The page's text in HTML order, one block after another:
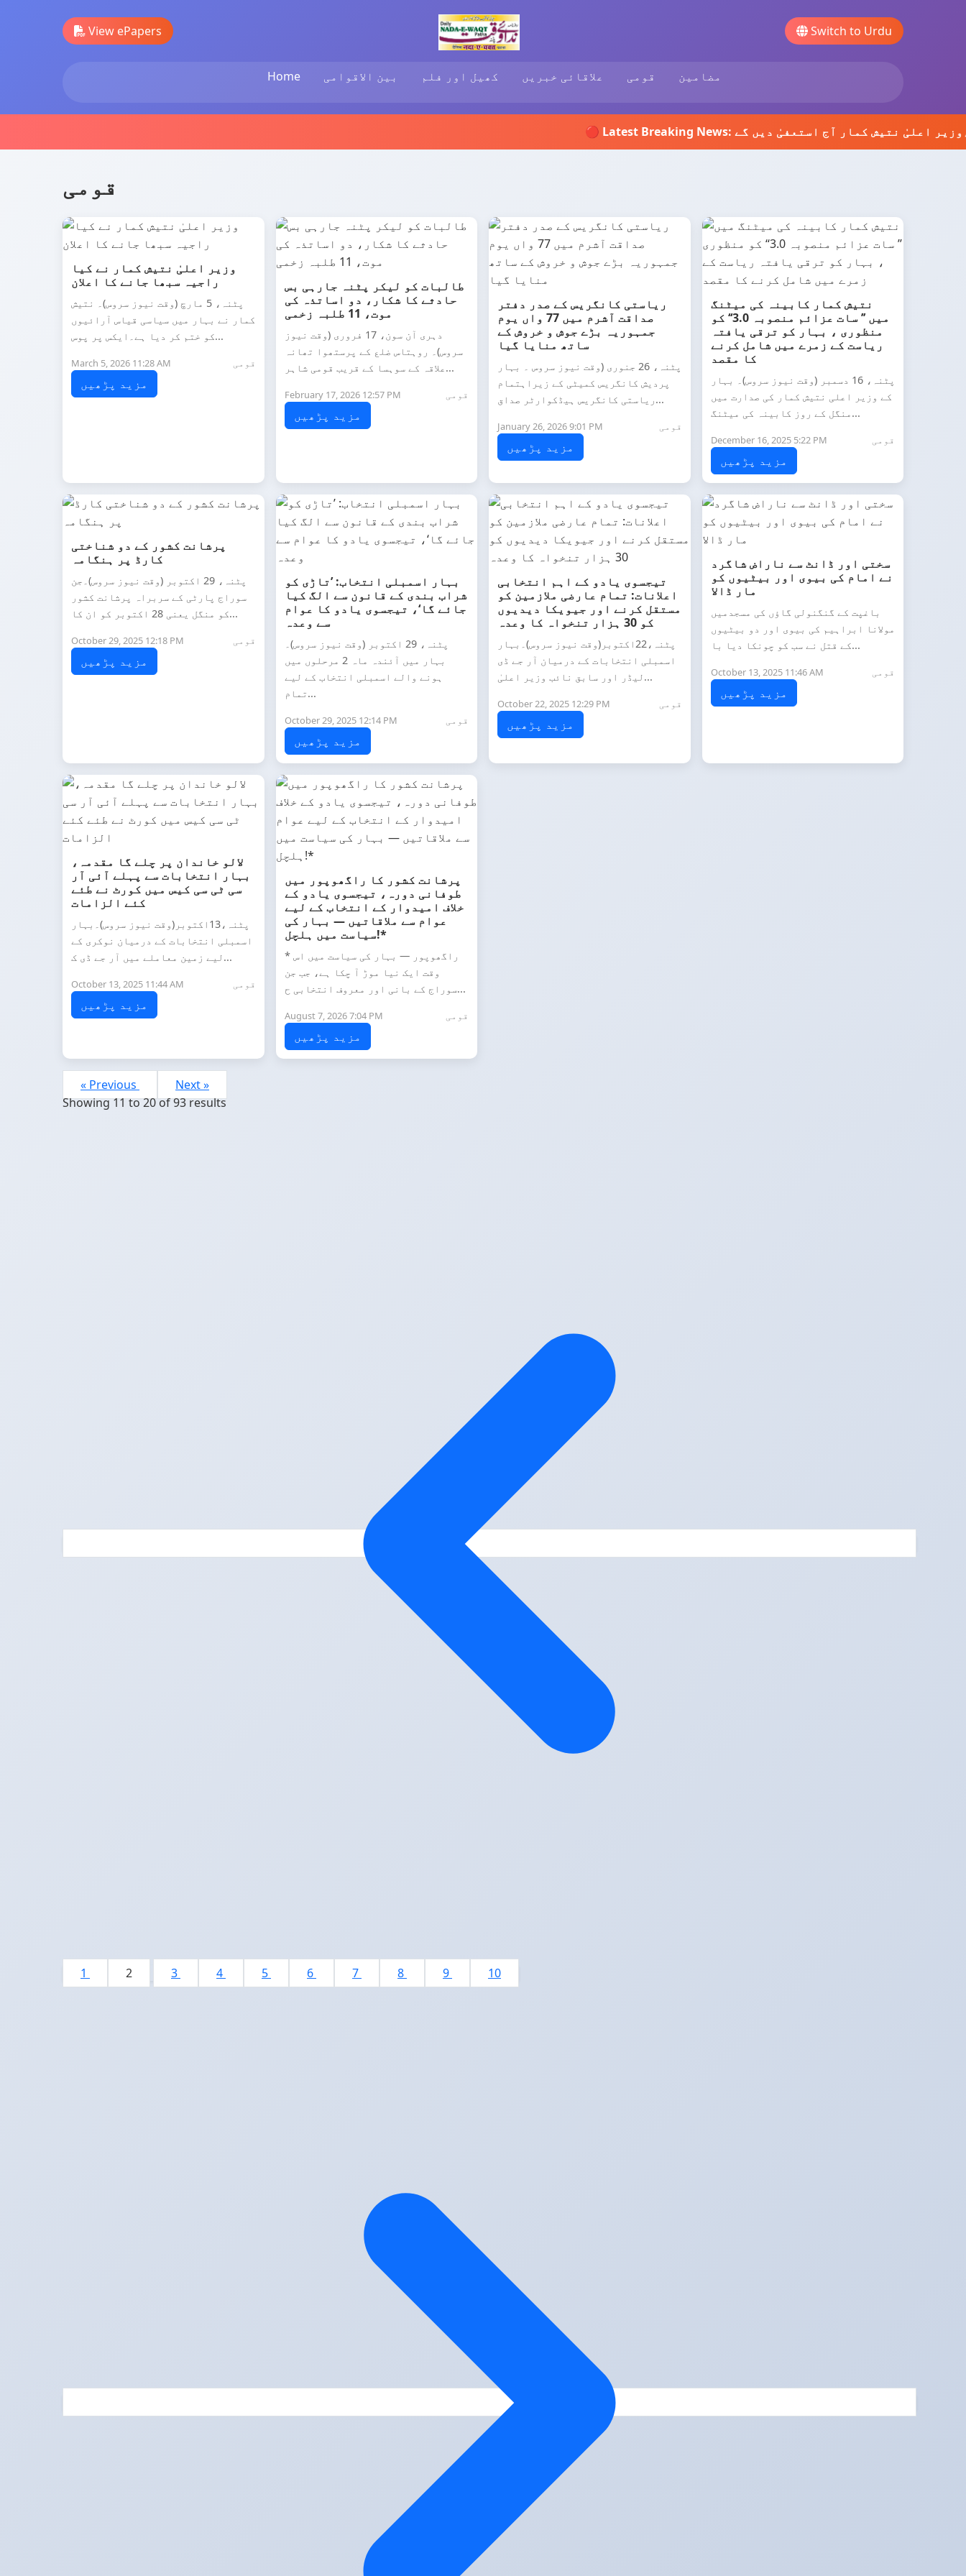
View ePapers Switch to Urdu
Home بین الاقوامی کھیل اور فلم علاقائی خبریں قومی مضامین
قومی
وزیر اعلیٰ نتیش کمار نے کیا
راجیہ سبھا جانے کا اعلان
پٹنہ، 5 مارچ (وقت نیوز سروس)۔ نتیش
کمار نے بہار میں سیاسی قیاس آرائیوں
کو ختم کر دیا ہے۔ایکس پر پوس...
March 5, 2026 11:28 AM قومی
مزید پڑھیں
طالبات کو لیکر پٹنہ جارہی بس
حادثے کا شکار، دو اساتذہ کی
موت، 11 طلبہ زخمی
دہری آن سون، 17 فروری (وقت نیوز
سروس)۔ روہتاس ضلع کے پرستھوا تھانہ
علاقہ کے سوہسا کے قریب قومی شاہر...
February 17, 2026 12:57 PM قومی
مزید پڑھیں
ریاستی کانگریس کے صدر دفتر
صداقت آشرم میں 77 واں یوم
جمہوریہ بڑے جوش و خروش کے
ساتھ منایا گیا
پٹنہ، 26 جنوری (وقت نیوز سروس ۔ بہار
پردیش کانگریس کمیٹی کے زیراہتمام
ریاستی کانگریس ہیڈکوارٹر صداق...
January 26, 2026 9:01 PM قومی
مزید پڑھیں
نتیش کمار کابینہ کی میٹنگ
میں ’’ سات عزائم منصوبہ 3.0‘‘ کو
منظوری ، بہار کو ترقی یافتہ
ریاست کے زمرے میں شامل کرنے
کا مقصد
پٹنہ، 16 دسمبر (وقت نیوز سروس)۔ بہار
کے وزیر اعلی نتیش کمار کی صدارت میں
منگل کے روز کابینہ کی میٹنگ...
December 16, 2025 5:22 PM قومی
مزید پڑھیں
پرشانت کشور کے دو شناختی
کارڈ پر ہنگامہ
پٹنہ، 29 اکتوبر (وقت نیوز سروس)۔جن
سوراج پارٹی کے سربراہ پرشانت کشور
کو منگل یعنی 28 اکتوبر کو ان کا...
October 29, 2025 12:18 PM قومی
مزید پڑھیں
بہار اسمبلی انتخاب: ’تاڑی کو
شراب بندی کے قانون سے الگ کیا
جائے گا‘، تیجسوی یادو کا عوام
سے وعدہ
پٹنہ، 29 اکتوبر (وقت نیوز سروس)۔
بہار میں آئندہ ماہ 2 مرحلوں میں
ہونے والے اسمبلی انتخاب کے لیے
تمام...
October 29, 2025 12:14 PM قومی
مزید پڑھیں
تیجسوی یادو کے اہم انتخابی
اعلانات: تمام عارضی ملازمین کو
مستقل کرنے اور جیویکا دیدیوں
کو 30 ہزار تنخواہ کا وعدہ
پٹنہ،22اکتوبر(وقت نیوز سروس)۔بہار
اسمبلی انتخابات کے درمیان آر جے ڈی
لیڈر اور سابق نائب وزیر اعلیٰ...
October 22, 2025 12:29 PM قومی
مزید پڑھیں
سختی اور ڈانٹ سے ناراض شاگرد
نے امام کی بیوی اور بیٹیوں کو
مار ڈالا
باغپت کے گنگنولی گاؤں کی مسجدمیں
مولانا ابراہیم کی بیوی اور دو بیٹیوں
کے قتل نے سب کو چونکا دیا با...
October 13, 2025 11:46 AM قومی
مزید پڑھیں
لالو خاندان پر چلے گا مقدمہ،
بہار انتخابات سے پہلے آئی آر
سی ٹی سی کیس میں کورٹ نے طئے
کئے الزامات
پٹنہ،13اکتوبر(وقت نیوز سروس)۔بہار
اسمبلی انتخابات کے درمیان نوکری کے
لیے زمین معاملے میں آر جے ڈی ک...
October 13, 2025 11:44 AM قومی
مزید پڑھیں
پرشانت کشور کا راگھوپور میں
طوفانی دورہ، تیجسوی یادو کے
خلاف امیدوار کے انتخاب کے لیے
عوام سے ملاقاتیں — بہار کی
سیاست میں ہلچل!*
* راگھوپور — بہار کی سیاست میں اس
وقت ایک نیا موڑ آ چکا ہے، جب جن
سوراج کے بانی اور معروف انتخابی ح...
August 7, 2026 7:04 PM قومی
مزید پڑھیں
« Previous
Next »
Showing11to20of93results
1 2 3 4 5 6 7 8 9 10